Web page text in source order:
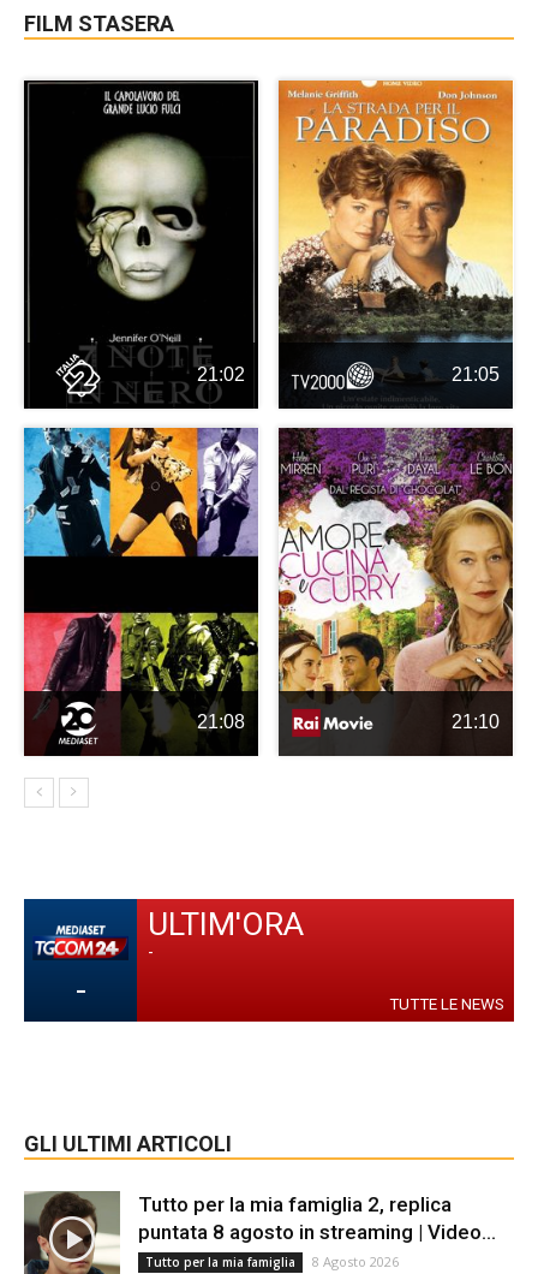
FILM STASERA
21:02 21:05
21:08 21:10
-
ULTIM'ORA
-
TUTTE LE NEWS
GLI ULTIMI ARTICOLI
Tutto per la mia famiglia 2, replica
puntata 8 agosto in streaming | Video...
Tutto per la mia famiglia 8 Agosto 2026